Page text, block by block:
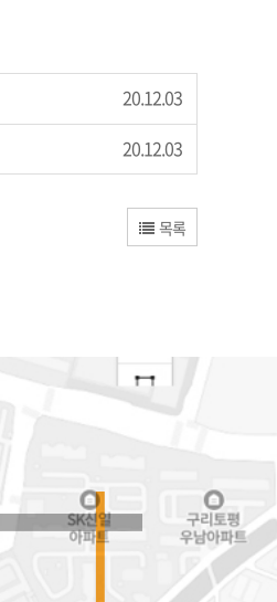
20.12.03
20.12.03
목록